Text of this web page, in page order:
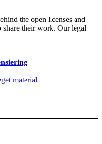
the open licenses and
share their work. Our legal
material.